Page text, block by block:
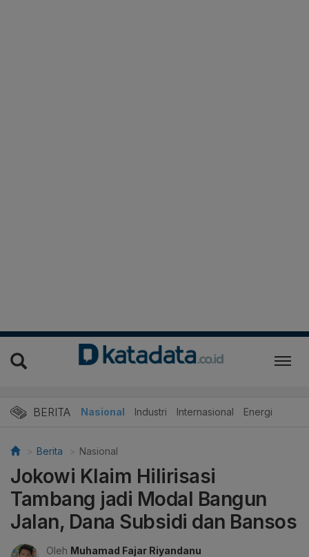
BERITA Nasional Industri Internasional Energi
Berita Nasional
Jokowi Klaim Hilirisasi
Tambang jadi Modal Bangun
Jalan, Dana Subsidi dan Bansos
Oleh Muhamad Fajar Riyandanu